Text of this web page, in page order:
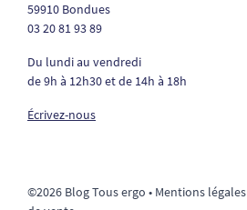
59910 Bondues
03 20 81 93 89
Du lundi au vendredi
de 9h à 12h30 et de 14h à 18h
Écrivez-nous
©2026 Blog Tous ergo • Mentions légales